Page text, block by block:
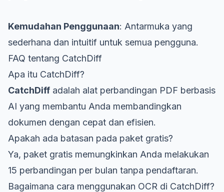
Kemudahan Penggunaan: Antarmuka yang
sederhana dan intuitif untuk semua pengguna.
FAQ tentang CatchDiff
Apa itu CatchDiff?
CatchDiff adalah alat perbandingan PDF berbasis
AI yang membantu Anda membandingkan
dokumen dengan cepat dan efisien.
Apakah ada batasan pada paket gratis?
Ya, paket gratis memungkinkan Anda melakukan
15 perbandingan per bulan tanpa pendaftaran.
Bagaimana cara menggunakan OCR di CatchDiff?